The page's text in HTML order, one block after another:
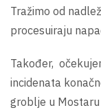
Tražimo od
procesuiraju
Također,
incidenata
groblje u